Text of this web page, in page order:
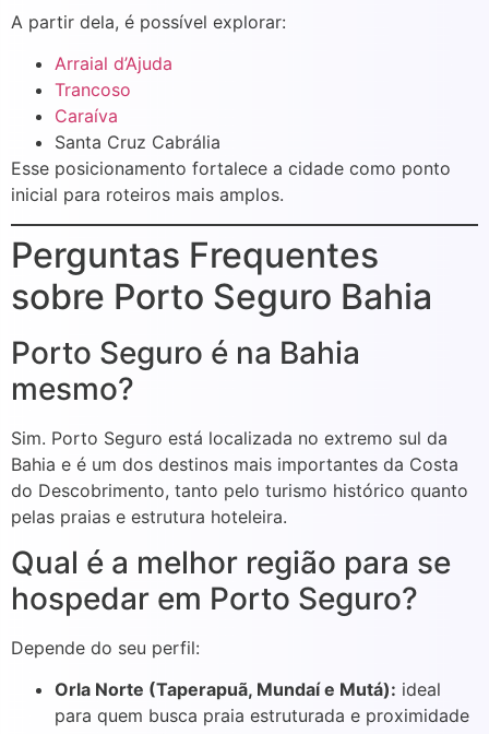
A partir dela, é possível explorar:
Arraial d’Ajuda
Trancoso
Caraíva
Santa Cruz Cabrália
Esse posicionamento fortalece a cidade como ponto
inicial para roteiros mais amplos.
Perguntas Frequentes
sobre Porto Seguro Bahia
Porto Seguro é na Bahia
mesmo?
Sim. Porto Seguro está localizada no extremo sul da
Bahia e é um dos destinos mais importantes da Costa
do Descobrimento, tanto pelo turismo histórico quanto
pelas praias e estrutura hoteleira.
Qual é a melhor região para se
hospedar em Porto Seguro?
Depende do seu perfil:
Orla Norte (Taperapuã, Mundaí e Mutá): ideal
para quem busca praia estruturada e proximidade